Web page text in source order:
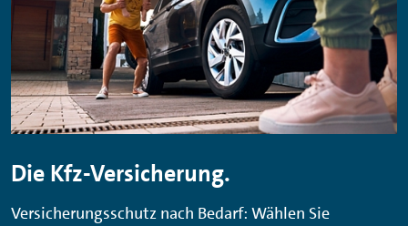
Die Kfz-Versicherung.
Versicherungsschutz nach Bedarf: Wählen Sie